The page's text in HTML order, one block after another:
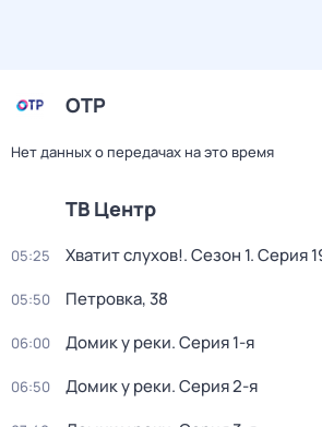
ОТР
Нет данных о передачах на это время
ТВ Центр
05:25 Хватит слухов!. Сезон 1. Серия
05:50 Петровка, 38
06:00 Домик у реки. Серия 1-я
06:50 Домик у реки. Серия 2-я